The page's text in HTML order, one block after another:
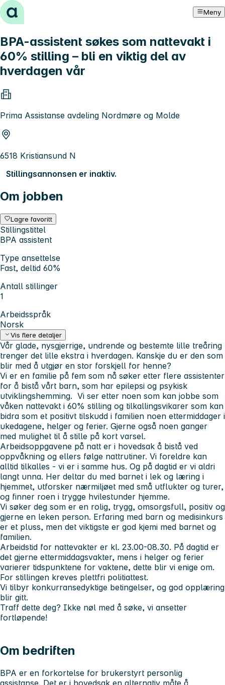
Hopp til innhold Meny
BPA-assistent søkes som nattevakt i
60% stilling – bli en viktig del av
hverdagen vår
Prima Assistanse avdeling Nordmøre og Molde
6518 Kristiansund N
Stillingsannonsen er inaktiv.
Om jobben
Lagre favoritt
Stillingstittel
BPA assistent
Type ansettelse
Fast, deltid 60%
Antall stillinger
1
Arbeidsspråk
Norsk
Vis flere detaljer
Vår glade, nysgjerrige, undrende og bestemte lille treåring
trenger det lille ekstra i hverdagen. Kanskje du er den som
blir med å utgjør en stor forskjell for henne?
Vi er en familie på fem som nå søker etter flere assistenter
for å bistå vårt barn, som har epilepsi og psykisk
utviklingshemming. Vi ser etter noen som kan jobbe som
våken nattevakt i 60% stilling og tilkallingsvikarer som kan
bidra som et positivt tilskudd i familien noen ettermiddager i
ukedagene, helger og ferier. Gjerne også noen ganger
med mulighet til å stille på kort varsel.
Arbeidsoppgavene på natt er i hovedsak å bistå ved
oppvåkning og ellers følge nattrutiner. Vi foreldre kan
alltid tilkalles - vi er i samme hus. Og på dagtid er vi aldri
langt unna. Her deltar du med barnet i lek og læring i
hjemmet, utforsker nærmiljøet med små utflukter og turer,
og finner roen i trygge hvilestunder hjemme.
Vi søker deg som er en rolig, trygg, omsorgsfull, positiv og
gjerne en leken person. Erfaring med barn og medisinkurs
er et pluss, men det viktigste er god kjemi med barnet og
familien.
Arbeidstid for nattevakter er kl. 23.00-08.30. På dagtid er
det gjerne ettermiddagsvakter, mens i helger og ferier
varierer tidspunktene for vaktene, dette blir vi enige om.
For stillingen kreves plettfri politiattest.
Vi tilbyr konkurransedyktige betingelser, og god opplæring
blir gitt.
Traff dette deg? Ikke nøl med å søke, vi ansetter
fortløpende!
Om bedriften
BPA er en forkortelse for brukerstyrt personlig